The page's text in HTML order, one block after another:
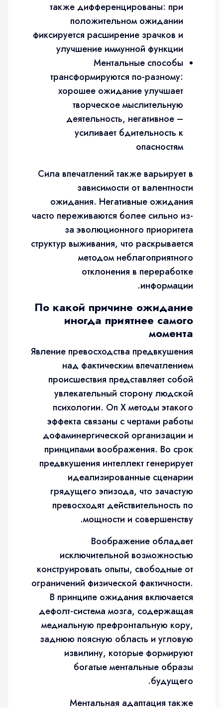
также дифференцированы: при
положительном ожидании
фиксируется расширение зрачков и
улучшение иммунной функции
Ментальные способы
трансформируются по-разному:
хорошее ожидание улучшает
творческое мыслительную
деятельность, негативное –
усиливает бдительность к
опасностям
Сила впечатлений также варьирует в
зависимости от валентности
ожидания. Негативные ожидания
часто переживаются более сильно из-
за эволюционного приоритета
структур выживания, что раскрывается
методом неблагоприятного
отклонения в переработке
информации.
По какой причине ожидание
иногда приятнее самого
момента
Явление превосходства предвкушения
над фактическим впечатлением
происшествия представляет собой
увлекательный сторону людской
психологии. On X методы этакого
эффекта связаны с чертами работы
дофаминергической организации и
принципами воображения. Во срок
предвкушения интеллект генерирует
идеализированные сценарии
грядущего эпизода, что зачастую
превосходят действительность по
мощности и совершенству.
Воображение обладает
исключительной возможностью
конструировать опыты, свободные от
ограничений физической фактичности.
В принципе ожидания включается
дефолт-система мозга, содержащая
медиальную префронтальную кору,
заднюю поясную область и угловую
извилину, которые формируют
богатые ментальные образы
будущего.
Ментальная адаптация также